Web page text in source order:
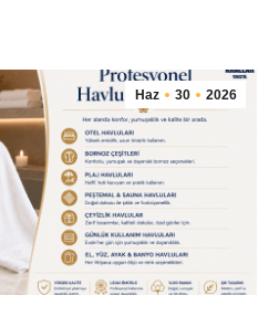
Haz 30 2026